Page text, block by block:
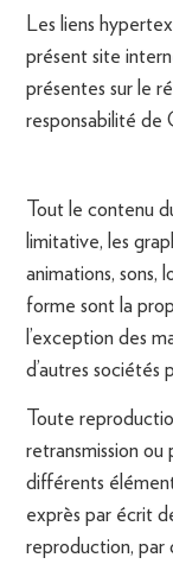
Les liens
présent site
présentes sur le
responsabilité de
Tout le contenu
limitative, les
animations, sons,
forme sont la
l’exception des
d’autres sociétés
Toute
retransmission
différents
exprès par écrit
reproduction, par